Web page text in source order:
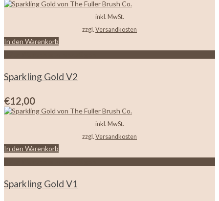
inkl. MwSt.
zzgl. Versandkosten
In den Warenkorb
Sparkling Gold V2
€12,00
inkl. MwSt.
zzgl. Versandkosten
In den Warenkorb
Sparkling Gold V1